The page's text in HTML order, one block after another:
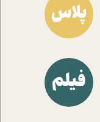
پلاس
فیلم